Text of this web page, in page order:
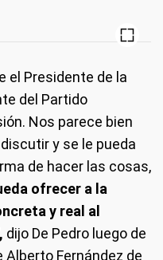
el Presidente de la
del Partido
Nos parece bien
y se le pueda
de hacer las cosas,
ofrecer a la
y real al
dijo De Pedro luego de
Fernández de